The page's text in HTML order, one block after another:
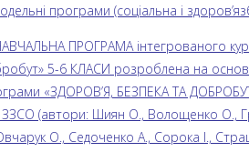
програми (соціальна і
ПРОГРАМА інтегрованого
5-6 КЛАСИ розроблена на
«ЗДОРОВ’Я, БЕЗПЕКА ТА
ЗЗСО (автори: Шиян О., Волощенко О.,
О., Седоченко А., Сорока І.,